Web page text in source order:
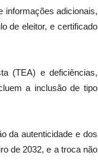
informações adicionais,
de eleitor, e certificado
(TEA) e deficiências,
a inclusão de tipo
da autenticidade e dos
de 2032, e a troca não